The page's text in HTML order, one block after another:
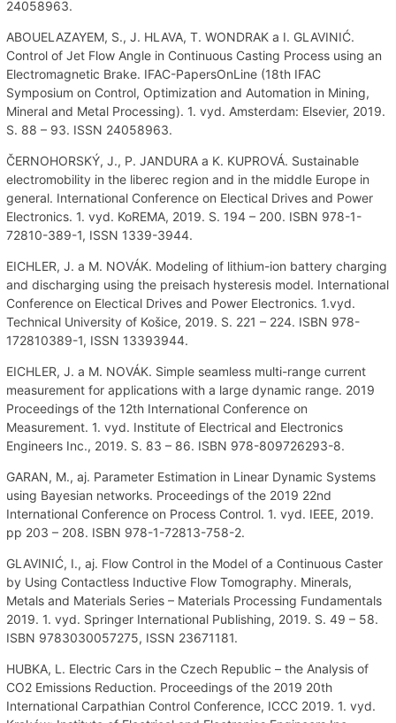
24058963.
ABOUELAZAYEM, S., J. HLAVA, T. WONDRAK a I. GLAVINIĆ.
Control of Jet Flow Angle in Continuous Casting Process using an
Electromagnetic Brake. IFAC-PapersOnLine (18th IFAC
Symposium on Control, Optimization and Automation in Mining,
Mineral and Metal Processing). 1. vyd. Amsterdam: Elsevier, 2019.
S. 88 – 93. ISSN 24058963.
ČERNOHORSKÝ, J., P. JANDURA a K. KUPROVÁ. Sustainable
electromobility in the liberec region and in the middle Europe in
general. International Conference on Electical Drives and Power
Electronics. 1. vyd. KoREMA, 2019. S. 194 – 200. ISBN 978-1-
72810-389-1, ISSN 1339-3944.
EICHLER, J. a M. NOVÁK. Modeling of lithium-ion battery charging
and discharging using the preisach hysteresis model. International
Conference on Electical Drives and Power Electronics. 1.vyd.
Technical University of Košice, 2019. S. 221 – 224. ISBN 978-
172810389-1, ISSN 13393944.
EICHLER, J. a M. NOVÁK. Simple seamless multi-range current
measurement for applications with a large dynamic range. 2019
Proceedings of the 12th International Conference on
Measurement. 1. vyd. Institute of Electrical and Electronics
Engineers Inc., 2019. S. 83 – 86. ISBN 978-809726293-8.
GARAN, M., aj. Parameter Estimation in Linear Dynamic Systems
using Bayesian networks. Proceedings of the 2019 22nd
International Conference on Process Control. 1. vyd. IEEE, 2019.
pp 203 – 208. ISBN 978-1-72813-758-2.
GLAVINIĆ, I., aj. Flow Control in the Model of a Continuous Caster
by Using Contactless Inductive Flow Tomography. Minerals,
Metals and Materials Series – Materials Processing Fundamentals
2019. 1. vyd. Springer International Publishing, 2019. S. 49 – 58.
ISBN 9783030057275, ISSN 23671181.
HUBKA, L. Electric Cars in the Czech Republic – the Analysis of
CO2 Emissions Reduction. Proceedings of the 2019 20th
International Carpathian Control Conference, ICCC 2019. 1. vyd.